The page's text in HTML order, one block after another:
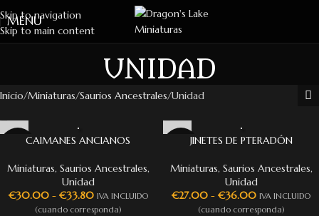
Skip to navigation
Skip to main content
MENU
UNIDAD
Inicio Miniaturas Saurios Ancestrales Unidad
CAIMANES ANCIANOS
Miniaturas, Saurios Ancestrales,
Unidad
€30.00 - €33.80 IVA INCLUIDO
(cuando corresponda)
JINETES DE PTERADÓN
Miniaturas, Saurios Ancestrales,
Unidad
€27.00 - €36.00 IVA INCLUIDO
(cuando corresponda)